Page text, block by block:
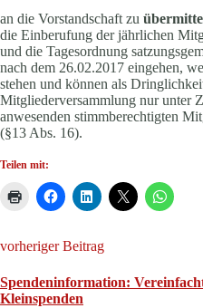
an die Vorstandschaft zu
die Einberufung der jährlichen
und die Tagesordnung
nach dem 26.02.2017 eingehen,
stehen und können als
Mitgliederversammlung nur unter
anwesenden stimmberechtigten
(§13 Abs. 16).
Teilen mit:
vorheriger Beitrag
Spendeninformation:
Kleinspenden